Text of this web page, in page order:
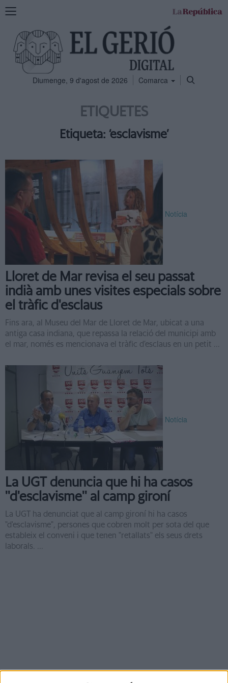
Mostra
navegació
Diumenge, 9 d'agost de 2026 Comarca
ETIQUETES
Etiqueta: ‘esclavisme’
Notícia
Lloret de Mar revisa el seu passat
indià amb unes visites especials sobre
el tràfic d'esclaus
Fins ara, al Museu del Mar de Lloret de Mar, ubicat a una
antiga casa indiana, que repassa la relació del municipi amb
el mar, només es mencionava el tràfic d’esclaus en un petit ...
Notícia
La UGT denuncia que hi ha casos
''d'esclavisme'' al camp gironí
La UGT ha denunciat que al camp gironí hi ha casos
"d'esclavisme", persones que cobren molt per sota del que
estableix el conveni i que tenen "retallats" els seus drets
laborals. ...